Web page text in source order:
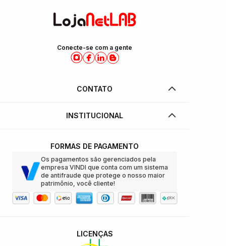
Conecte-se com a gente
CONTATO
INSTITUCIONAL
FORMAS DE PAGAMENTO
Os pagamentos são gerenciados pela
empresa VINDI que conta com um sistema
de antifraude que protege o nosso maior
patrimônio, você cliente!
LICENÇAS